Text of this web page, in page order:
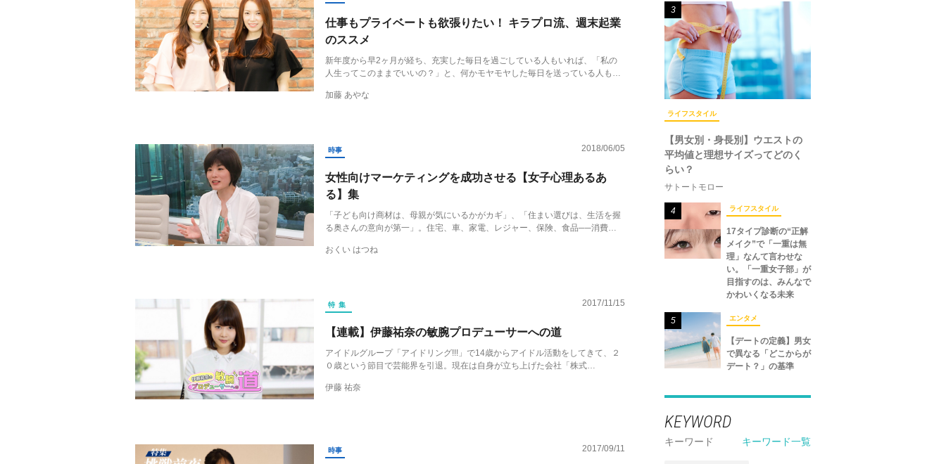
仕事もプライベートも欲張りたい！ キラプロ流、週末起業
のススメ
新年度から早2ヶ月が経ち、充実した毎日を過ごしている人もいれば、「私の
人生ってこのままでいいの？」と、何かモヤモヤした毎日を送っている人も…
加藤 あやな
時事 2018/06/05
女性向けマーケティングを成功させる【女子心理あるあ
る】集
「子ども向け商材は、母親が気にいるかがカギ」、「住まい選びは、生活を握
る奥さんの意向が第一」。住宅、車、家電、レジャー、保険、食品──消費…
おくい はつね
特集 2017/11/15
【連載】伊藤祐奈の敏腕プロデューサーへの道
アイドルグループ「アイドリング!!!」で14歳からアイドル活動をしてきて、２
０歳という節目で芸能界を引退。現在は自身が立ち上げた会社「株式…
伊藤 祐奈
時事 2017/09/11
3
ライフスタイル
【男女別・身長別】ウエストの
平均値と理想サイズってどのく
らい？
サトートモロー
4 ライフスタイル
17タイプ診断の“正解
メイク”で「一重は無
理」なんて言わせな
い。「一重女子部」が
目指すのは、みんなで
かわいくなる未来
5 エンタメ
【デートの定義】男女
で異なる「どこからが
デート？」の基準
KEYWORD
キーワード キーワード一覧